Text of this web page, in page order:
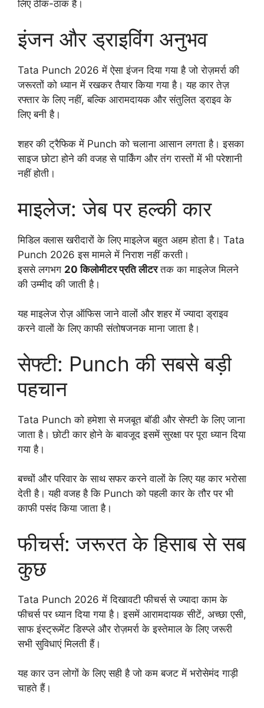
लिए ठीक-ठाक है।
इंजन और ड्राइविंग अनुभव
Tata Punch 2026 में ऐसा इंजन दिया गया है जो रोज़मर्रा की
जरूरतों को ध्यान में रखकर तैयार किया गया है। यह कार तेज़
रफ्तार के लिए नहीं, बल्कि आरामदायक और संतुलित ड्राइव के
लिए बनी है।
शहर की ट्रैफिक में Punch को चलाना आसान लगता है। इसका
साइज छोटा होने की वजह से पार्किंग और तंग रास्तों में भी परेशानी
नहीं होती।
माइलेज: जेब पर हल्की कार
मिडिल क्लास खरीदारों के लिए माइलेज बहुत अहम होता है। Tata
Punch 2026 इस मामले में निराश नहीं करती।
इससे लगभग 20 किलोमीटर प्रति लीटरतक का माइलेज मिलने
की उम्मीद की जाती है।
यह माइलेज रोज़ ऑफिस जाने वालों और शहर में ज्यादा ड्राइव
करने वालों के लिए काफी संतोषजनक माना जाता है।
सेफ्टी: Punch की सबसे बड़ी
पहचान
Tata Punch को हमेशा से मजबूत बॉडी और सेफ्टी के लिए जाना
जाता है। छोटी कार होने के बावजूद इसमें सुरक्षा पर पूरा ध्यान दिया
गया है।
बच्चों और परिवार के साथ सफर करने वालों के लिए यह कार भरोसा
देती है। यही वजह है कि Punch को पहली कार के तौर पर भी
काफी पसंद किया जाता है।
फीचर्स: जरूरत के हिसाब से सब
कुछ
Tata Punch 2026 में दिखावटी फीचर्स से ज्यादा काम के
फीचर्स पर ध्यान दिया गया है। इसमें आरामदायक सीटें, अच्छा एसी,
साफ इंस्ट्रूमेंट डिस्प्ले और रोज़मर्रा के इस्तेमाल के लिए जरूरी
सभी सुविधाएं मिलती हैं।
यह कार उन लोगों के लिए सही है जो कम बजट में भरोसेमंद गाड़ी
चाहते हैं।